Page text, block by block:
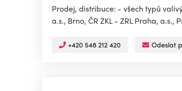
Prodej, distribuce: - všech typů
a.s., Brno, ČR ZKL - ZRL Praha, a.s.,
+420 548 212 420 Odeslat